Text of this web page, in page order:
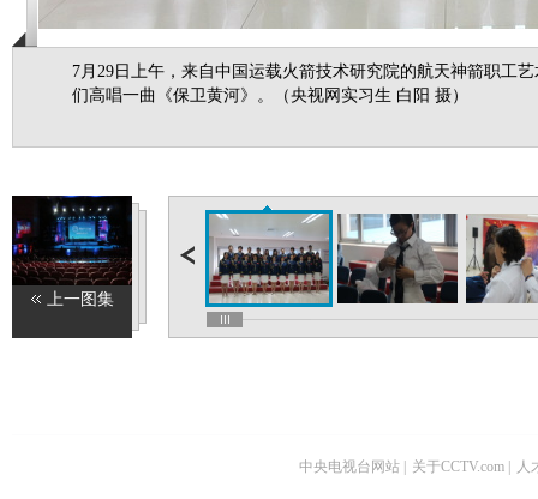
7月29日上午，来自中国运载火箭技术研究院的航天神箭职工
们高唱一曲《保卫黄河》。（央视网实习生 白阳 摄）
上一图集
中央电视台网站 关于CCTV.com 人